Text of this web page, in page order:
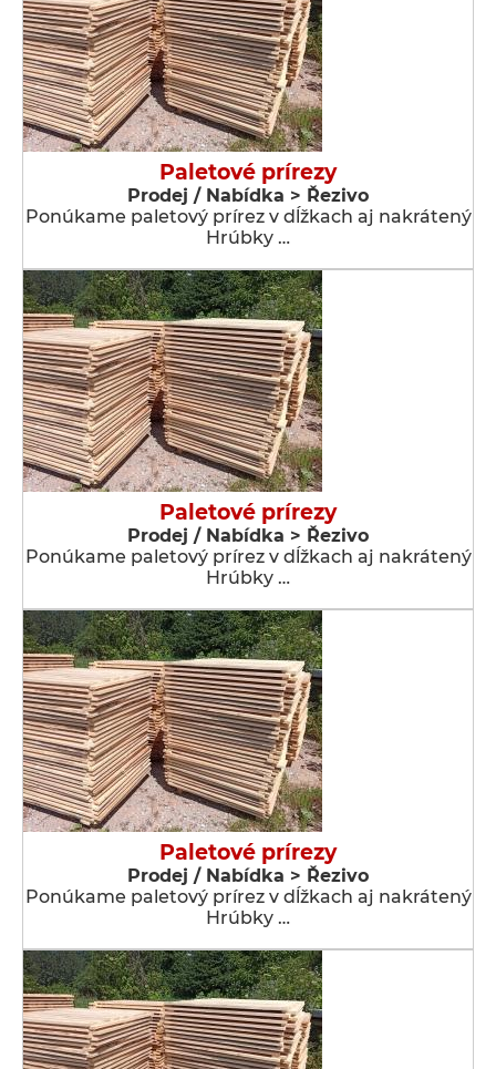
Paletové prírezy
Prodej / Nabídka > Řezivo
Ponúkame paletový prírez v dĺžkach aj nakrátený
Hrúbky …
Paletové prírezy
Prodej / Nabídka > Řezivo
Ponúkame paletový prírez v dĺžkach aj nakrátený
Hrúbky …
Paletové prírezy
Prodej / Nabídka > Řezivo
Ponúkame paletový prírez v dĺžkach aj nakrátený
Hrúbky …